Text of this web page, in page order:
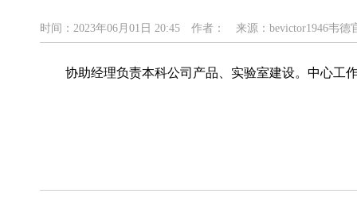
时间：2023年06月01日 20:45 作者： 来源：bevictor1946韦德
协助经理负责本科公司产品、实验室建设。中心工